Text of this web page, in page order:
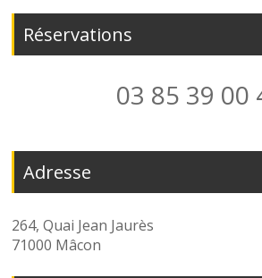
Réservations
03 85 39 00
Adresse
264, Quai Jean Jaurès
71000 Mâcon